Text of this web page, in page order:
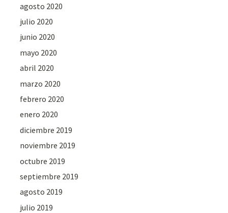
agosto 2020
julio 2020
junio 2020
mayo 2020
abril 2020
marzo 2020
febrero 2020
enero 2020
diciembre 2019
noviembre 2019
octubre 2019
septiembre 2019
agosto 2019
julio 2019